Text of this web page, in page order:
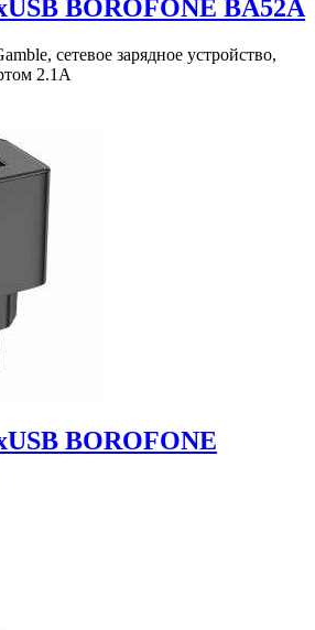
BOROFONE BA52A
сетевое зарядное устройство,
2.1A
BOROFONE